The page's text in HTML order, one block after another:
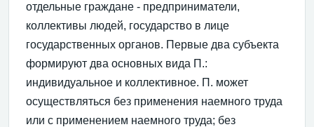
отдельные граждане - предприниматели,
коллективы людей, государство в лице
государственных органов. Первые два субъекта
формируют два основных вида П.:
индивидуальное и коллективное. П. может
осуществляться без применения наемного труда
или с применением наемного труда; без